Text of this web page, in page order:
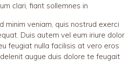
clari, fiant sollemnes in
veniam, quis nostrud exerci
Duis autem vel eum iriure dolor
feugiat nulla facilisis at vero eros
augue duis dolore te feugait